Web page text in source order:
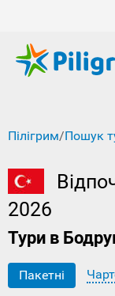
Пілігрим/Пошук
2026
Тури в
Пакетні